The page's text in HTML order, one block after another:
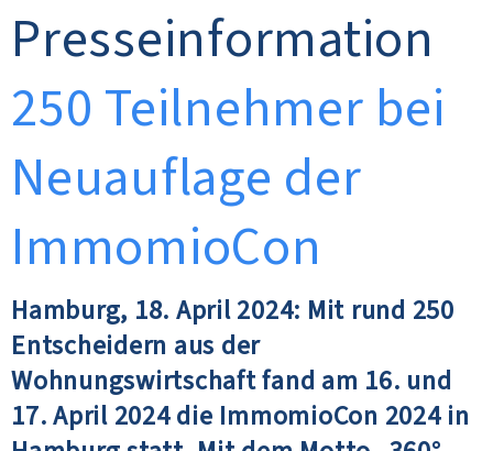
Presseinformation
250 Teilnehmer bei
Neuauflage der
ImmomioCon
Hamburg, 18. April 2024: Mit rund 250
Entscheidern aus der
Wohnungswirtschaft fand am 16. und
17. April 2024 die ImmomioCon 2024 in